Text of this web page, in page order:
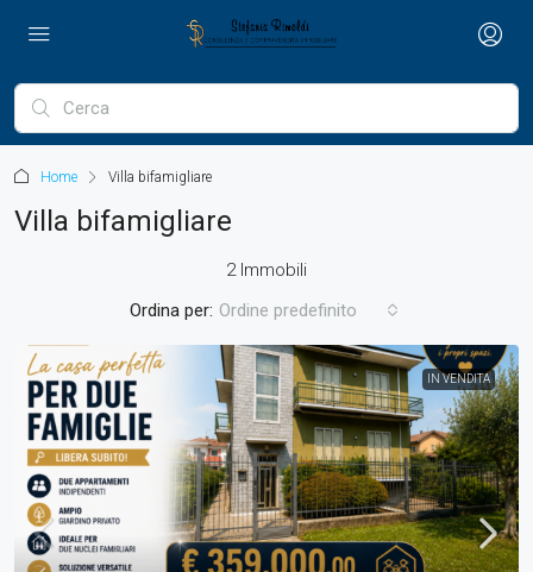
Home Villa bifamigliare
Villa bifamigliare
2 Immobili
Ordina per: Ordine predefinito
IN VENDITA